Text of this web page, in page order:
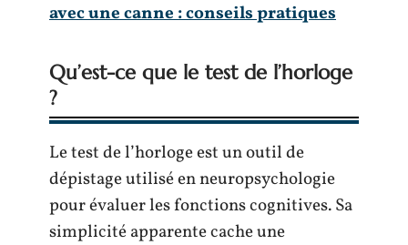
avec une canne : conseils pratiques
Qu’est-ce que le test de l’horloge
?
Le test de l’horloge est un outil de
dépistage utilisé en neuropsychologie
pour évaluer les fonctions cognitives. Sa
simplicité apparente cache une